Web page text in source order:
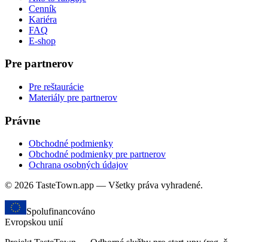
Cenník
Kariéra
FAQ
E-shop
Pre partnerov
Pre reštaurácie
Materiály pre partnerov
Právne
Obchodné podmienky
Obchodné podmienky pre partnerov
Ochrana osobných údajov
© 2026 TasteTown.app — Všetky práva vyhradené.
Spolufinancováno
Evropskou unií